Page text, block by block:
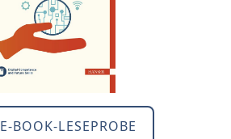
E-BOOK-LESEPROBE